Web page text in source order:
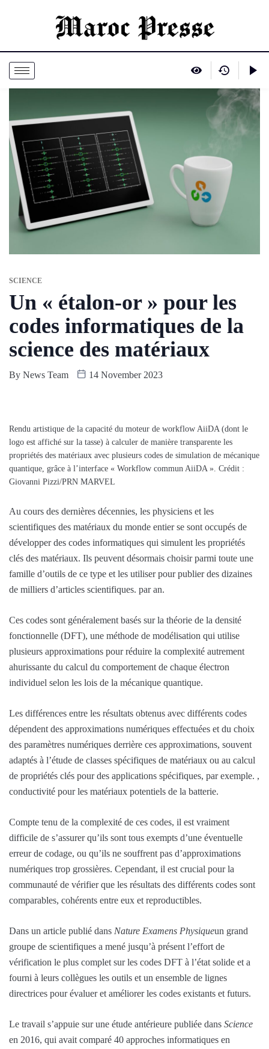
SCIENCE
Un « étalon-or » pour les
codes informatiques de la
science des matériaux
By News Team 14 November 2023
Rendu artistique de la capacité du moteur de workflow AiiDA (dont le
logo est affiché sur la tasse) à calculer de manière transparente les
propriétés des matériaux avec plusieurs codes de simulation de mécanique
quantique, grâce à l’interface « Workflow commun AiiDA ». Crédit :
Giovanni Pizzi/PRN MARVEL
Au cours des dernières décennies, les physiciens et les
scientifiques des matériaux du monde entier se sont occupés de
développer des codes informatiques qui simulent les propriétés
clés des matériaux. Ils peuvent désormais choisir parmi toute une
famille d’outils de ce type et les utiliser pour publier des dizaines
de milliers d’articles scientifiques. par an.
Ces codes sont généralement basés sur la théorie de la densité
fonctionnelle (DFT), une méthode de modélisation qui utilise
plusieurs approximations pour réduire la complexité autrement
ahurissante du calcul du comportement de chaque électron
individuel selon les lois de la mécanique quantique.
Les différences entre les résultats obtenus avec différents codes
dépendent des approximations numériques effectuées et du choix
des paramètres numériques derrière ces approximations, souvent
adaptés à l’étude de classes spécifiques de matériaux ou au calcul
de propriétés clés pour des applications spécifiques, par exemple. ,
conductivité pour les matériaux potentiels de la batterie.
Compte tenu de la complexité de ces codes, il est vraiment
difficile de s’assurer qu’ils sont tous exempts d’une éventuelle
erreur de codage, ou qu’ils ne souffrent pas d’approximations
numériques trop grossières. Cependant, il est crucial pour la
communauté de vérifier que les résultats des différents codes sont
comparables, cohérents entre eux et reproductibles.
Dans un article publié dans Nature Examens Physiqueun grand
groupe de scientifiques a mené jusqu’à présent l’effort de
vérification le plus complet sur les codes DFT à l’état solide et a
fourni à leurs collègues les outils et un ensemble de lignes
directrices pour évaluer et améliorer les codes existants et futurs.
Le travail s’appuie sur une étude antérieure publiée dans Science
en 2016, qui avait comparé 40 approches informatiques en